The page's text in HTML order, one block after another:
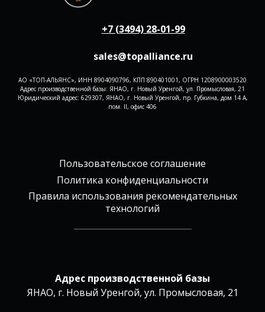
+7 (3494) 28-01-99
sales@topalliance.ru
АО «ТОП-АЛЬЯНС», ИНН 8904090796, КПП 890401001, ОГРН 1208900003520
Адрес производственной базы: ЯНАО, г. Новый Уренгой, ул. Промысловая, 21
Юридический адрес: 629307, ЯНАО, г. Новый Уренгой, пр. Губкина, дом 14 А,
пом. II, офис 406
Пользовательское соглашение
Политика конфиденциальности
Правила использования рекомендательных
технологий
Адрес производственной базы
ЯНАО, г. Новый Уренгой, ул. Промысловая, 21